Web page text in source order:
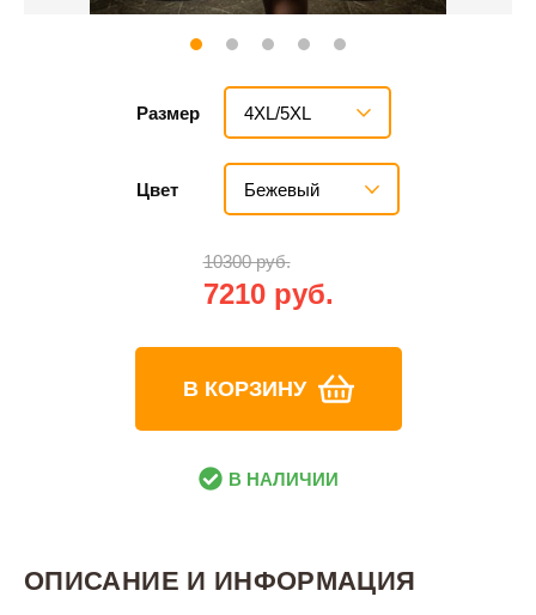
Размер 4XL/5XL
Цвет Бежевый
10300 руб.
7210 руб.
В КОРЗИНУ
В НАЛИЧИИ
ОПИСАНИЕ И ИНФОРМАЦИЯ